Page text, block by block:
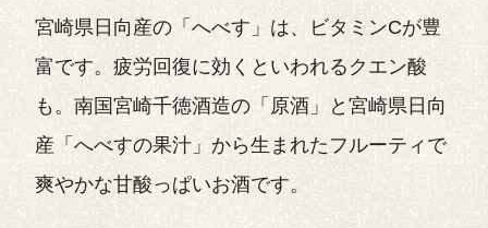
宮崎県日向産の「へべす」は、ビタミンCが豊
富です。疲労回復に効くといわれるクエン酸
も。南国宮崎千徳酒造の「原酒」と宮崎県日向
産「へべすの果汁」から生まれたフルーティで
爽やかな甘酸っぱいお酒です。